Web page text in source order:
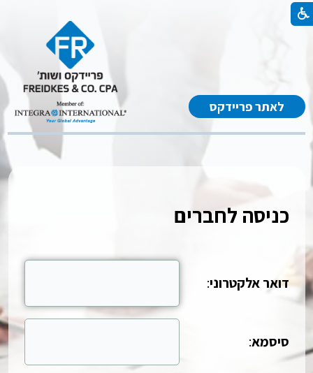
לאתר פריידקס
כניסה לחברים
דואר אלקטרוני:
סיסמא: